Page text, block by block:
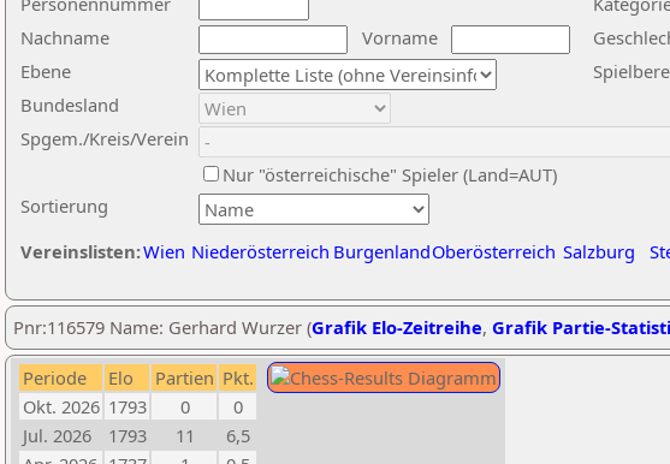
Nachname
Vorname
Ebene
Sortierung
Bundesland
Spgem./Kreis/Verein
Nur "österreichische" Spieler (Land=AUT)
Vereinslisten:Wien Niederösterreich BurgenlandOberösterreich Salzburg
Pnr:116579 Name: Gerhard Wurzer (Grafik Elo-Zeitreihe, Grafik Partie-
Periode Elo Partien Pkt.
Okt. 2026 1793 0
0
Jul. 2026
1793 11
6,5